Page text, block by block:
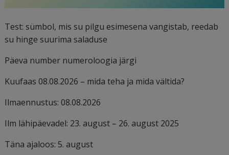
Test: sümbol, mis su pilgu esimesena vangistab, reedab
su hinge suurima saladuse
Päeva number numeroloogia järgi
Kuufaas 08.08.2026 – mida teha ja mida vältida?
Ilmaennustus: 08.08.2026
Ilm lähipäevadel: 23. august – 26. august 2025
Täna ajaloos: 5. august